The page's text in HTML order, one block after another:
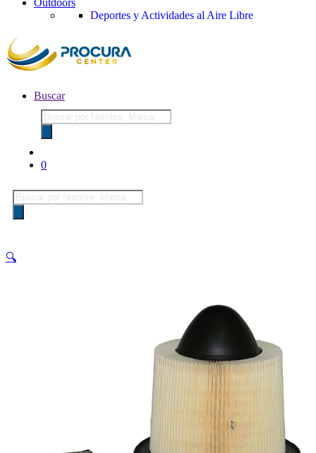
Outdoors
Deportes y Actividades al Aire Libre
Buscar
Búsqueda
de
productos
0
Búsqueda
de
productos
🔍